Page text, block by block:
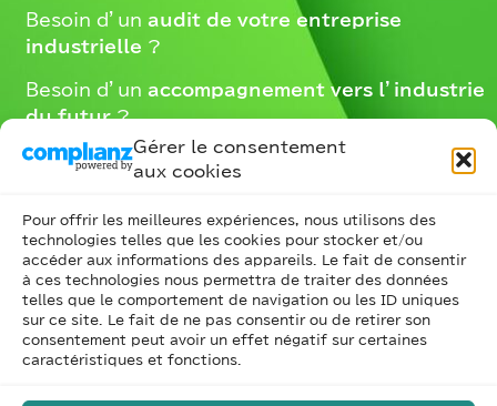
Gérer le consentement
aux cookies
Pour offrir les meilleures expériences, nous utilisons des
technologies telles que les cookies pour stocker et/ou
accéder aux informations des appareils. Le fait de consentir
à ces technologies nous permettra de traiter des données
telles que le comportement de navigation ou les ID uniques
sur ce site. Le fait de ne pas consentir ou de retirer son
consentement peut avoir un effet négatif sur certaines
caractéristiques et fonctions.
Besoin d’un audit de votre entreprise
industrielle ?
Besoin d’un accompagnement vers l’industrie
du futur?
Nos consultants sont à votre écoute –
NOUS CONTACTER